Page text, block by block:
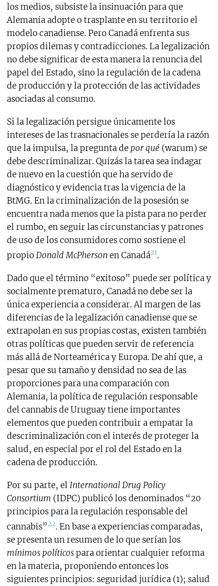
los medios, subsiste la insinuación para que
Alemania adopte o trasplante en su territorio el
modelo canadiense. Pero Canadá enfrenta sus
propios dilemas y contradicciones. La legalización
no debe significar de esta manera la renuncia del
papel del Estado, sino la regulación de la cadena
de producción y la protección de las actividades
asociadas al consumo.
Si la legalización persigue únicamente los
intereses de las trasnacionales se perdería la razón
que la impulsa, la pregunta de por qué (warum) se
debe descriminalizar. Quizás la tarea sea indagar
de nuevo en la cuestión que ha servido de
diagnóstico y evidencia tras la vigencia de la
BtMG. En la criminalización de la posesión se
encuentra nada menos que la pista para no perder
el rumbo, en seguir las circunstancias y patrones
de uso de los consumidores como sostiene el
propioDonald McPherson en Canadá21.
Dado que el término “exitoso” puede ser política y
socialmente prematuro, Canadá no debe ser la
única experiencia a considerar. Al margen de las
diferencias de la legalización canadiense que se
extrapolan en sus propias costas, existen también
otras políticas que pueden servir de referencia
más allá de Norteamérica y Europa. De ahí que, a
pesar que su tamaño y densidad no sea de las
proporciones para una comparación con
Alemania, la política de regulación responsable
del cannabis de Uruguay tiene importantes
elementos que pueden contribuir a empatar la
descriminalización con el interés de proteger la
salud, en especial por el rol del Estado en la
cadena de producción.
Por su parte, elInternational Drug Policy
Consortium (IDPC) publicó los denominados “20
principios para la regulación responsable del
cannabis”22. En base a experiencias comparadas,
se presenta un resumen de lo que serían los
mínimos políticospara orientar cualquier reforma
en la materia, proponiendo entonces los
siguientes principios: seguridad jurídica (1); salud